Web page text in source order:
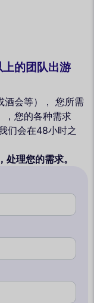
的团队出游
酒会等）， 您所需
，您的各种需求
们会在48小时之
理您的需求。